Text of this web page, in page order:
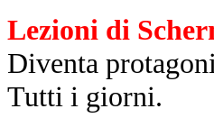
Lezioni di
Diventa
Tutti i giorni.